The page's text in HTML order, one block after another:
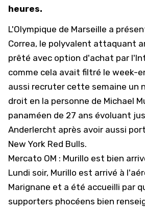
heures.
L'Olympique de Marseille a
Correa, le polyvalent attaquant
prêté avec option d'achat par
comme cela avait filtré le week-
aussi recruter cette semaine un
droit en la personne de Michael
panaméen de 27 ans évoluant
Anderlercht après avoir aussi
New York Red Bulls.
Mercato OM : Murillo est bien
Lundi soir, Murillo est arrivé à
Marignane et a été accueilli par
supporters phocéens bien